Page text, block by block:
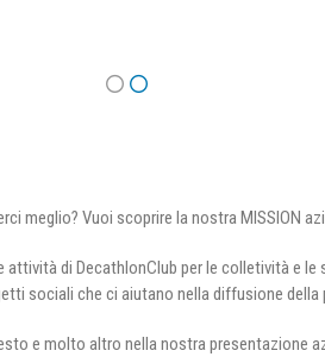
meglio? Vuoi scoprire la nostra MISSION
attività di DecathlonClub per le colletività e le
sociali che ci aiutano nella diffusione della
e molto altro nella nostra presentazione